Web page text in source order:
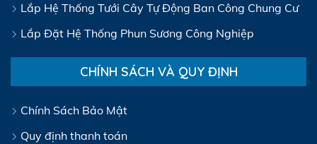
Lắp Hệ Thống Tưới Cây Tự Động Ban Công Chung Cư
Lắp Đặt Hệ Thống Phun Sương Công Nghiệp
CHÍNH SÁCH VÀ QUY ĐỊNH
Chính Sách Bảo Mật
Quy định thanh toán